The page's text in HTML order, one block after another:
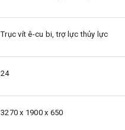
Trục vít ê-cu bi, trợ lực thủy lực
24
3270 x 1900 x 650